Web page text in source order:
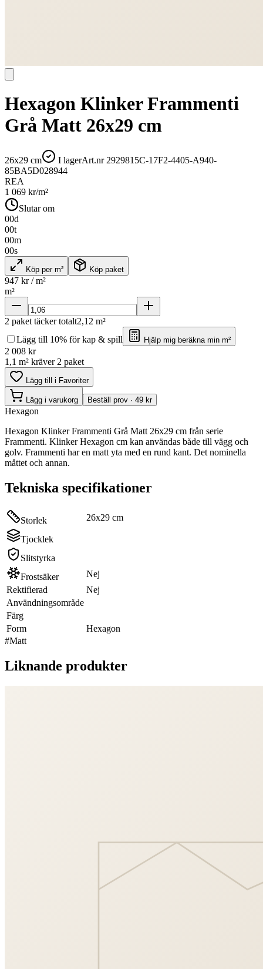
Hexagon Klinker Frammenti
Grå Matt 26x29 cm
26x29 cm I lagerArt.nr 2929815C-17F2-4405-A940-
85BA5D028944
REA
1 069 kr/m²
Slutar om
00d
00t
00m
00s
Köp per m² Köp paket
947 kr / m²
m²
2 paket täcker totalt2,12 m²
Lägg till 10% för kap & spill
Hjälp mig beräkna min m²
2 008 kr
1,1 m² kräver 2 paket
Lägg till i Favoriter
Lägg i varukorg Beställ prov · 49 kr
Hexagon
Hexagon Klinker Frammenti Grå Matt 26x29 cm från serie
Frammenti. Klinker Hexagon cm kan användas både till vägg och
golv. Frammenti har en matt yta med en rund kant. Det nominella
måttet och annan.
Tekniska specifikationer
Storlek 26x29 cm
Tjocklek
Slitstyrka
Frostsäker
Nej
Rektifierad
Nej
Användningsområde
Färg
Form
Hexagon
#Matt
Liknande produkter